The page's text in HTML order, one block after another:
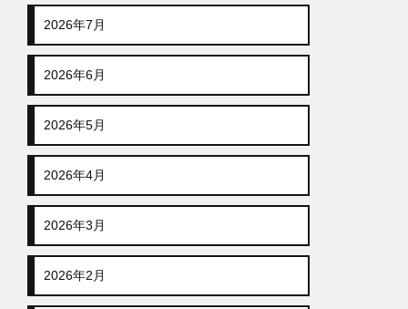
2026年7月
2026年6月
2026年5月
2026年4月
2026年3月
2026年2月